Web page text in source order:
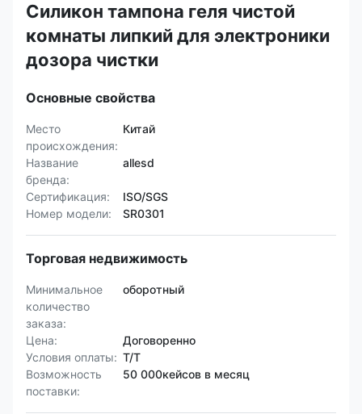
Силикон тампона геля чистой
комнаты липкий для электроники
дозора чистки
Основные свойства
Место
происхождения:
Китай
Название
бренда:
allesd
Сертификация:
ISO/SGS
Номер модели:
SR0301
Торговая недвижимость
Минимальное
количество
заказа:
оборотный
Цена:
Договоренно
Условия оплаты: Т/Т
Возможность
поставки:
50 000кейсов в месяц